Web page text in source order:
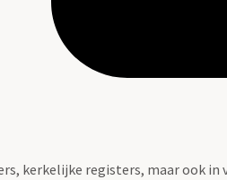
kerkelijke registers, maar ook in